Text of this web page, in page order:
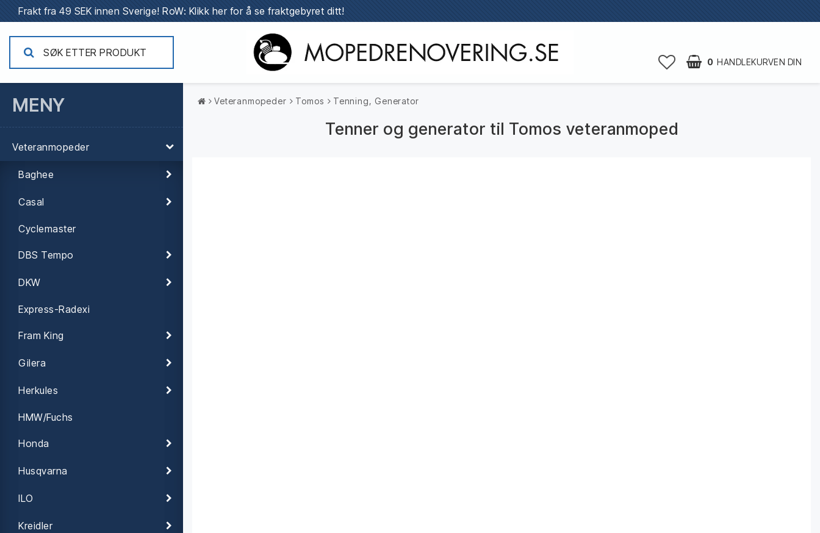
Frakt fra 49 SEK innen Sverige! RoW: Klikk her for å se fraktgebyret ditt!
0 HANDLEKURVEN DIN
MENY
Veteranmopeder
Baghee
Casal
Cyclemaster
DBS Tempo
DKW
Express-Radexi
Fram King
Gilera
Herkules
HMW/Fuchs
Honda
Husqvarna
ILO
Kreidler
Veteranmopeder Tomos Tenning, Generator
Tenner og generator til Tomos veteranmoped